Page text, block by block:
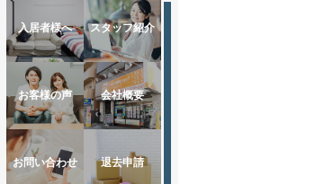
入居者様へ スタッフ紹介
お客様の声 会社概要
お問い合わせ 退去申請